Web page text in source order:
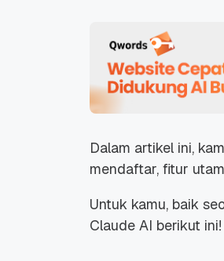
Dalam artikel ini,
mendaftar, fitur
Untuk kamu, baik
Claude AI berikut ini!